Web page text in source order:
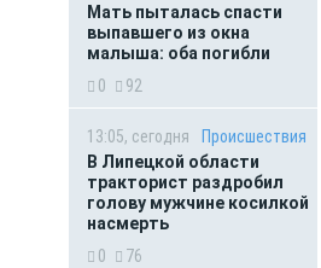
Мать пыталась спасти
выпавшего из окна
малыша: оба погибли
0
92
13:05, сегодня
Происшествия
В Липецкой области
тракторист раздробил
голову мужчине косилкой
насмерть
0
76